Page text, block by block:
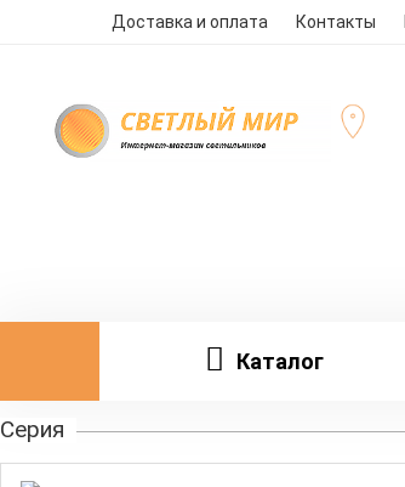
Доставка и оплата Контакты
Каталог
Серия